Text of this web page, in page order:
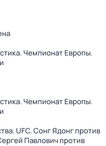
Чемпионат Европы.
Чемпионат Европы.
UFC. Сонг Ядонг против
Павлович против